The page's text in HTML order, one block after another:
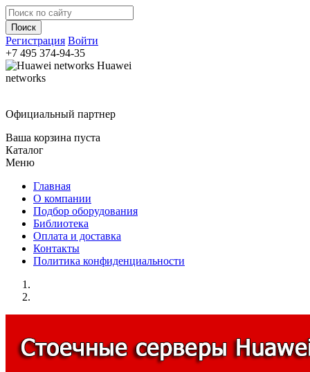
Регистрация Войти
+7 495 374-94-35
Huawei
networks
Официальный партнер
Ваша корзина пуста
Каталог
Меню
Главная
О компании
Подбор оборудования
Библиотека
Оплата и доставка
Контакты
Политика конфиденциальности